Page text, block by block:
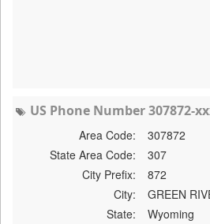
US Phone Number 307872-
Area Code:
307872
State Area Code:
307
City Prefix:
872
City:
GREEN
State:
Wyoming